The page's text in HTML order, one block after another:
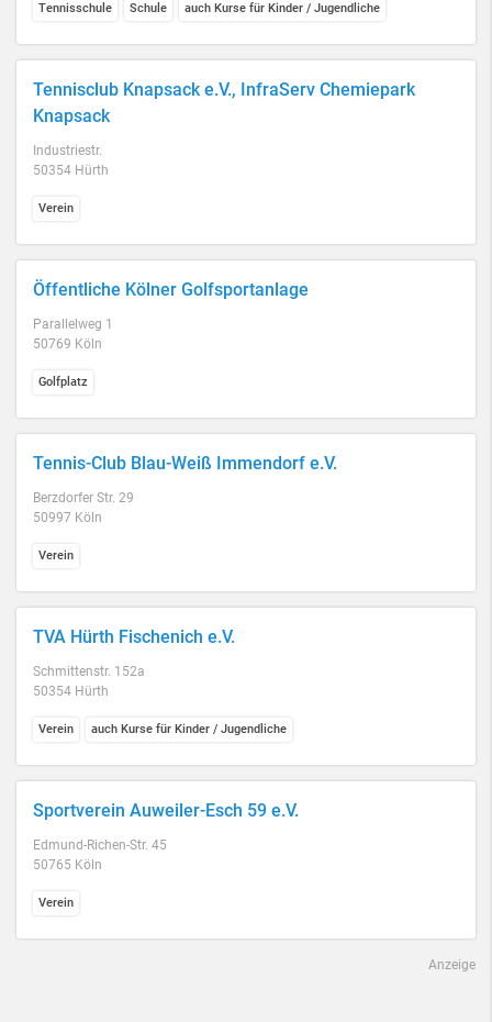
Tennisschule Schule auch Kurse für Kinder / Jugendliche
Tennisclub Knapsack e.V., InfraServ Chemiepark
Knapsack
Industriestr.
50354 Hürth
Verein
Öffentliche Kölner Golfsportanlage
Parallelweg 1
50769 Köln
Golfplatz
Tennis-Club Blau-Weiß Immendorf e.V.
Berzdorfer Str. 29
50997 Köln
Verein
TVA Hürth Fischenich e.V.
Schmittenstr. 152a
50354 Hürth
Verein auch Kurse für Kinder / Jugendliche
Sportverein Auweiler-Esch 59 e.V.
Edmund-Richen-Str. 45
50765 Köln
Verein
Anzeige